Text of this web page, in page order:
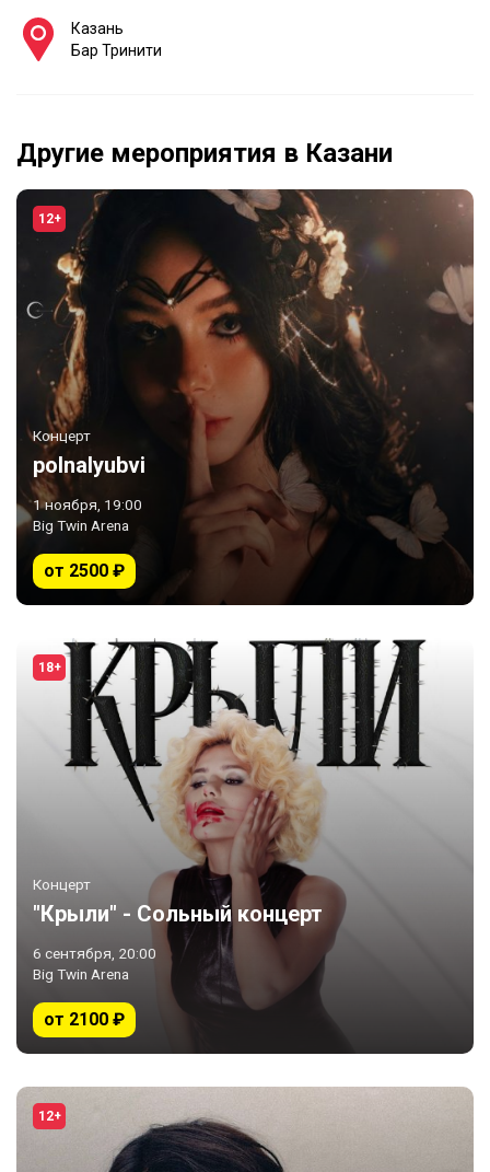
Казань
Бар Тринити
Другие мероприятия в Казани
12+
Концерт
polnalyubvi
1 ноября, 19:00
Big Twin Arena
от 2500 ₽
18+
Концерт
"Крыли" - Сольный концерт
6 сентября, 20:00
Big Twin Arena
от 2100 ₽
12+